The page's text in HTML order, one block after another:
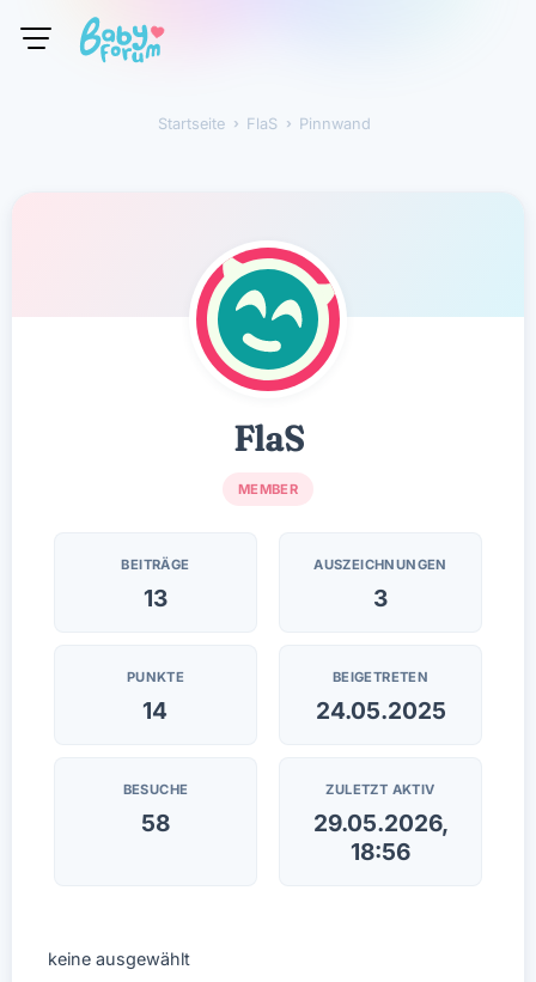
Startseite › FlaS › Pinnwand
FlaS
MEMBER
BEITRÄGE
13
AUSZEICHNUNGEN
3
PUNKTE
14
BEIGETRETEN
24.05.2025
BESUCHE
58
ZULETZT AKTIV
29.05.2026,
18:56
keine ausgewählt